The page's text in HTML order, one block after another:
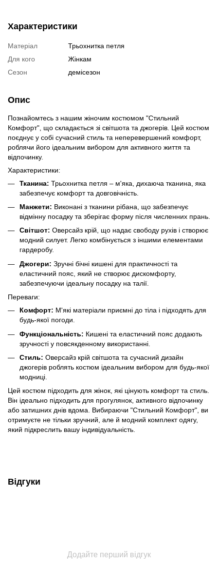
Характеристики
Матеріал
Трьохнитка петля
Для кого
Жінкам
Сезон
демісезон
Опис
Познайомтесь з нашим жіночим костюмом "Стильний
Комфорт", що складається зі світшота та джогерів. Цей костюм
поєднує у собі сучасний стиль та неперевершений комфорт,
роблячи його ідеальним вибором для активного життя та
відпочинку.
Характеристики:
Тканина: Трьохнитка петля – м'яка, дихаюча тканина, яка
забезпечує комфорт та довговічність.
Манжети: Виконані з тканини рібана, що забезпечує
відмінну посадку та зберігає форму після численних прань.
Світшот: Оверсайз крій, що надає свободу рухів і створює
модний силует. Легко комбінується з іншими елементами
гардеробу.
Джогери: Зручні бічні кишені для практичності та
еластичний пояс, який не створює дискомфорту,
забезпечуючи ідеальну посадку на талії.
Переваги:
Комфорт: М'які матеріали приємні до тіла і підходять для
будь-якої погоди.
Функціональність: Кишені та еластичний пояс додають
зручності у повсякденному використанні.
Стиль: Оверсайз крій світшота та сучасний дизайн
джогерів роблять костюм ідеальним вибором для будь-якої
модниці.
Цей костюм підходить для жінок, які цінують комфорт та стиль.
Він ідеально підходить для прогулянок, активного відпочинку
або затишних днів вдома. Вибираючи "Стильний Комфорт", ви
отримуєте не тільки зручний, але й модний комплект одягу,
який підкреслить вашу індивідуальність.
Відгуки
Додайте перший відгук